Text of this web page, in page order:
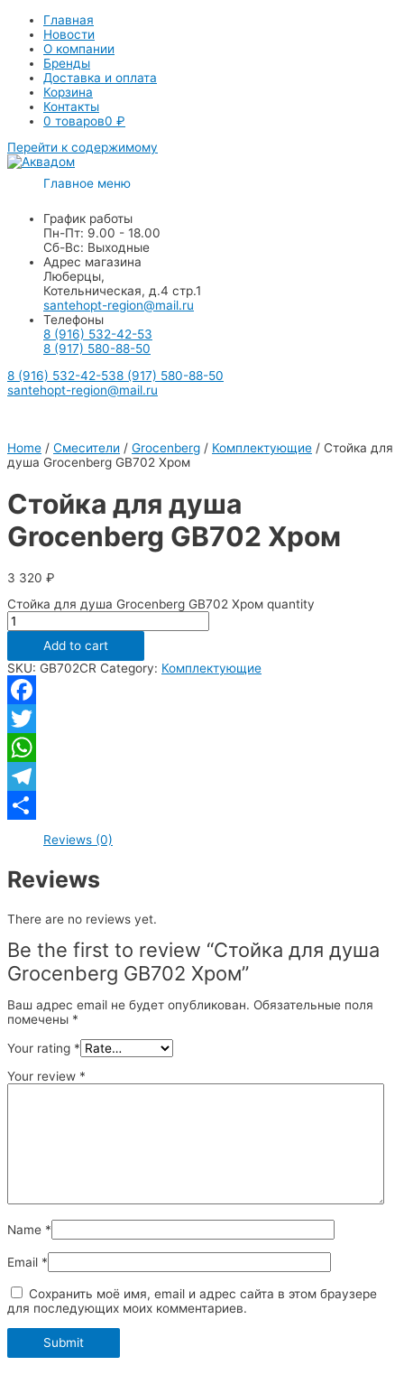
Главная
Новости
О компании
Бренды
Доставка и оплата
Корзина
Контакты
0 товаров0 ₽
Перейти к содержимому
Главное меню
График работы
Пн-Пт: 9.00 - 18.00
Сб-Вс: Выходные
Адрес магазина
Люберцы,
Котельническая, д.4 стр.1
santehopt-region@mail.ru
Телефоны
8 (916) 532-42-53
8 (917) 580-88-50
8 (916) 532-42-538 (917) 580-88-50
santehopt-region@mail.ru
Home / Смесители / Grocenberg / Комплектующие / Стойка для
душа Grocenberg GB702 Хром
Стойка для душа
Grocenberg GB702 Хром
3 320 ₽
Стойка для душа Grocenberg GB702 Хром quantity
Add to cart
SKU: GB702CR Category: Комплектующие
Facebook
Twitter
WhatsApp
Telegram
ОтправитьReviews (0)
Reviews
There are no reviews yet.
Be the first to review “Стойка для душа
Grocenberg GB702 Хром”
Ваш адрес email не будет опубликован. Обязательные поля
помечены *
Your rating *
Your review *
Name *
Email *
Сохранить моё имя, email и адрес сайта в этом браузере
для последующих моих комментариев.